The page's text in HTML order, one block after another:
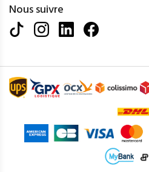
Nous suivre